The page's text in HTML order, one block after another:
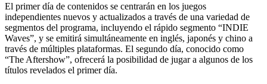
El primer día de contenidos se centrarán en los juegos
independientes nuevos y actualizados a través de una variedad de
segmentos del programa, incluyendo el rápido segmento “INDIE
Waves”, y se emitirá simultáneamente en inglés, japonés y chino a
través de múltiples plataformas. El segundo día, conocido como
“The Aftershow”, ofrecerá la posibilidad de jugar a algunos de los
títulos revelados el primer día.